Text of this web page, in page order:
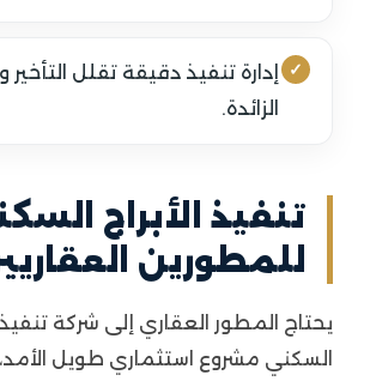
إدارة تنفيذ دقيقة تقلل التأخير
الزائدة.
تنفيذ الأبراج
للمطورين
يحتاج المطور العقاري إلى شركة
السكني مشروع استثماري طويل